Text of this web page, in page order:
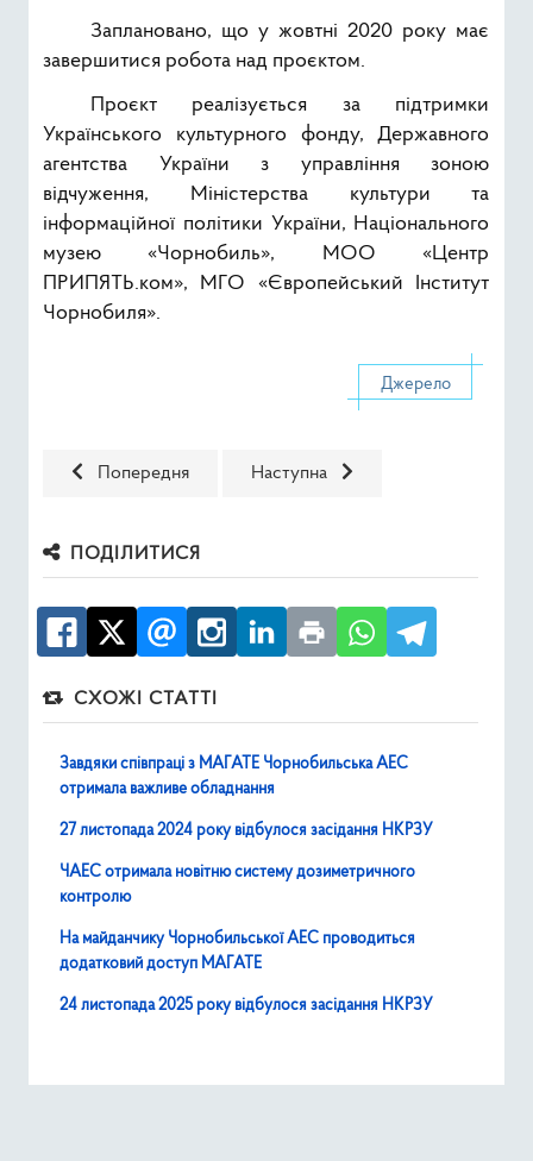
Заплановано, що у жовтні 2020 року має
завершитися робота над проєктом.
Проєкт реалізується за підтримки
Українського культурного фонду, Державного
агентства України з управління зоною
відчуження, Міністерства культури та
інформаційної політики України, Національного
музею «Чорнобиль», МОО «Центр
ПРИПЯТЬ.ком», МГО «Європейський Інститут
Чорнобиля».
Попередня стаття: ЧАЕС та ЦППРВ продовжують
Попередня Наступна стаття:
Наступна
Джерело
ПОДІЛИТИСЯ
СХОЖІ СТАТТІ
Завдяки співпраці з МАГАТЕ Чорнобильська АЕС
отримала важливе обладнання
27 листопада 2024 року відбулося засідання НКРЗУ
ЧАЕС отримала новітню систему дозиметричного
контролю
На майданчику Чорнобильської АЕС проводиться
додатковий доступ МАГАТЕ
24 листопада 2025 року відбулося засідання НКРЗУ